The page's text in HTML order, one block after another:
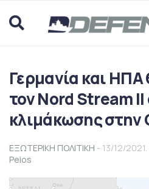
Γερμανία και
τον Nord Stream
κλιμάκωσης στην
ΕΞΩΤΕΡΙΚΗ ΠΟΛΙΤΙΚΗ - 13/12/
Peios